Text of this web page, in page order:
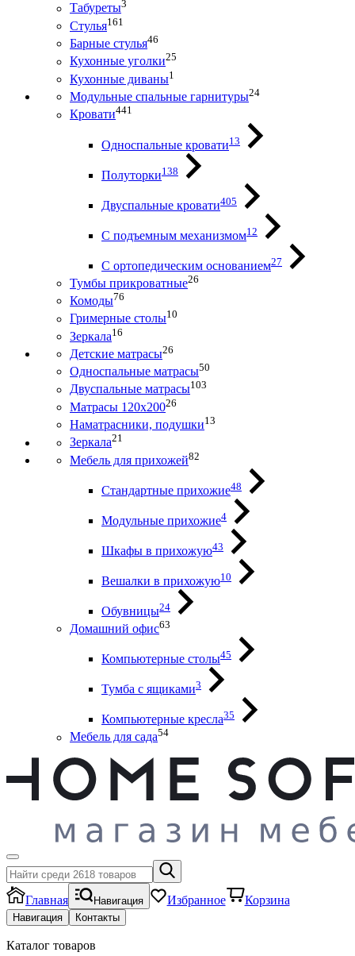
Табуреты3
Стулья161
Барные стулья46
Кухонные уголки25
Кухонные диваны1
Модульные спальные гарнитуры24
Кровати441
Односпальные кровати13
Полуторки138
Двуспальные кровати405
С подъемным механизмом12
С ортопедическим основанием27
Тумбы прикроватные26
Комоды76
Гримерные столы10
Зеркала16
Детские матрасы26
Односпальные матрасы50
Двуспальные матрасы103
Матрасы 120х20026
Наматрасники, подушки13
Зеркала21
Мебель для прихожей82
Стандартные прихожие48
Модульные прихожие4
Шкафы в прихожую43
Вешалки в прихожую10
Обувницы24
Домашний офис63
Компьютерные столы45
Тумба с ящиками3
Компьютерные кресла35
Мебель для сада54
Главная Навигация Избранное Корзина
Навигация Контакты
Каталог товаров